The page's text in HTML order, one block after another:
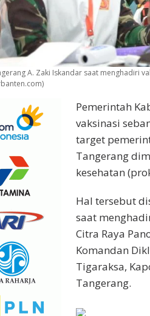
A. Zaki Iskandar saat menghadiri
Pemerintah
vaksinasi
target
Tangerang
kesehatan
Hal tersebut
saat
Citra Raya
Komandan
Tigaraksa,
Tangerang.